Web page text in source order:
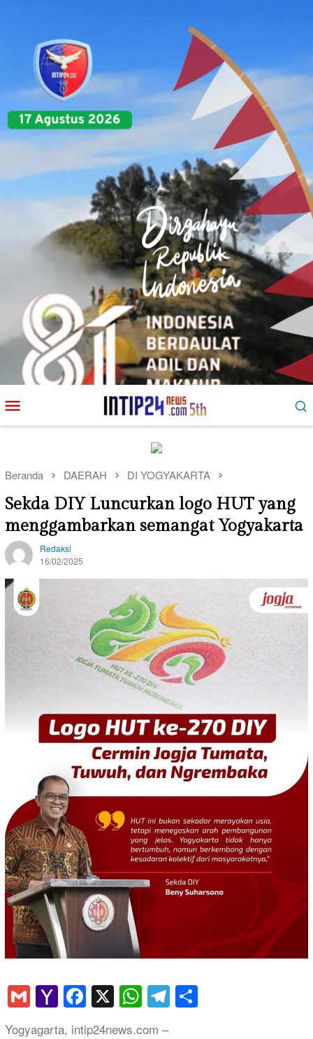
ke
kontenMobile
Beranda DAERAH DI YOGYAKARTA
Sekda DIY Luncurkan logo HUT yang
menggambarkan semangat Yogyakarta
Redaksi
16/02/2025
GmailYahoo
Mail
Facebook
X WhatsApp
Telegram
Yogyagarta, intip24news.com –